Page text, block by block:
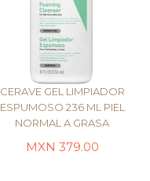
LEER MÁS
CERAVE GEL LIMPIADOR
ESPUMOSO 236 ML PIEL
NORMAL A GRASA
379.00